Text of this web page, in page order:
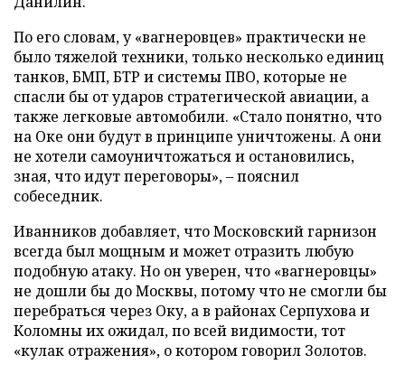
По его словам, у «вагнеровцев» практически не
было тяжелой техники, только несколько единиц
танков, БМП, БТР и системы ПВО, которые не
спасли бы от ударов стратегической авиации, а
также легковые автомобили. «Стало понятно, что
на Оке они будут в принципе уничтожены. А они
не хотели самоуничтожаться и остановились,
зная, что идут переговоры», – пояснил
собеседник.
Иванников добавляет, что Московский гарнизон
всегда был мощным и может отразить любую
подобную атаку. Но он уверен, что «вагнеровцы»
не дошли бы до Москвы, потому что не смогли бы
перебраться через Оку, а в районах Серпухова и
Коломны их ожидал, по всей видимости, тот
«кулак отражения», о котором говорил Золотов.